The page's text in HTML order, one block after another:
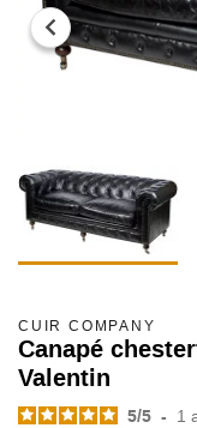
CUIR COMPANY
Canapé
Valentin
5/5 - 1